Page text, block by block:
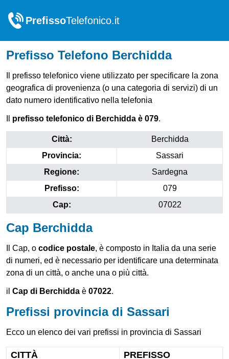
PrefissoTelefonico.it
Prefisso Telefono Berchidda
Il prefisso telefonico viene utilizzato per specificare la zona
geografica di provenienza (o una categoria di servizi) di un
dato numero identificativo nella telefonia
prefisso telefonico di Berchidda è 079.
Città:
Berchidda
Provincia:
Sassari
Regione:
Sardegna
Prefisso:
079
Cap:
07022
Cap Berchidda
Il Cap, o codice postale, è composto in Italia da una serie
di numeri, ed è necessario per identificare una determinata
zona di un città, o anche una o più città.
il Cap di Berchidda è 07022.
Prefissi provincia di Sassari
Ecco un elenco dei vari prefissi in provincia di Sassari
CITTÀ
PREFISSO